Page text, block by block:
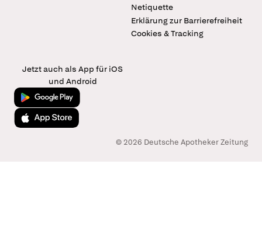
Netiquette
Erklärung zur Barrierefreiheit
Cookies & Tracking
Jetzt auch als App für iOS
und Android
Jetzt bei Google Play
Laden im App Store
© 2026 Deutsche Apotheker Zeitung